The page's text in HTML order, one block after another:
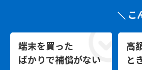
こ
端末を買った
ばかりで補償がない
高
と